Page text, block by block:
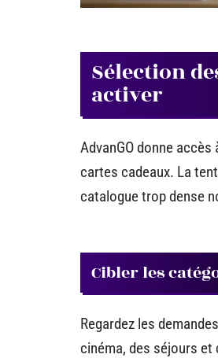
Sélection
activer
AdvanGO donne
cartes cadeaux. La
catalogue trop dense
Cibler les
Regardez les
cinéma, des séjours